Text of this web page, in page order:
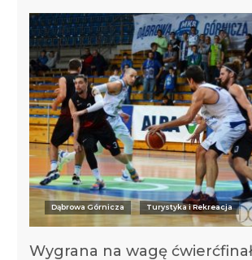
Dąbrowa Górnicza Turystyka i Rekreacja
Wygrana na wagę